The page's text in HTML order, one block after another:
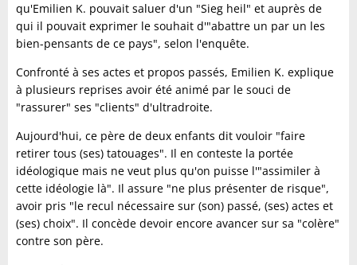
qu'Emilien K. pouvait saluer d'un "Sieg heil" et auprès de
qui il pouvait exprimer le souhait d'"abattre un par un les
bien-pensants de ce pays", selon l'enquête.
Confronté à ses actes et propos passés, Emilien K. explique
à plusieurs reprises avoir été animé par le souci de
"rassurer" ses "clients" d'ultradroite.
Aujourd'hui, ce père de deux enfants dit vouloir "faire
retirer tous (ses) tatouages". Il en conteste la portée
idéologique mais ne veut plus qu'on puisse l'"assimiler à
cette idéologie là". Il assure "ne plus présenter de risque",
avoir pris "le recul nécessaire sur (son) passé, (ses) actes et
(ses) choix". Il concède devoir encore avancer sur sa "colère"
contre son père.